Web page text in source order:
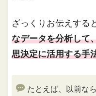
ざっくりお伝えする
なデータを分析して
思決定に活用する手
たとえば、以前な